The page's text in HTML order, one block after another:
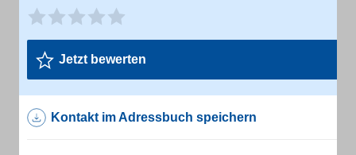
Jetzt bewerten
Kontakt im Adressbuch speichern